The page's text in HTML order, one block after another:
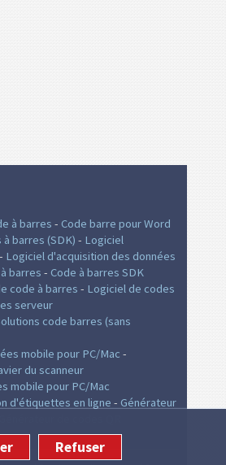
Refuser
à barres - Code barre pour Word
barres (SDK) - Logiciel
- Logiciel d'acquisition des données
barres - Code à barres SDK
code à barres - Logiciel de codes
serveur
code barres (sans
mobile pour PC/Mac -
du scanneur
mobile pour PC/Mac
d'étiquettes en ligne - Générateur